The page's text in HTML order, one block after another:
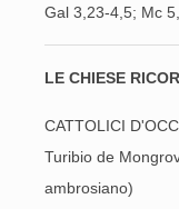
Gal 3,23-4,5; Mc
LE CHIESE
CATTOLICI
Turibio de
ambrosiano)